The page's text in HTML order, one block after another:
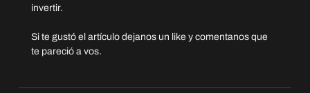
invertir.
Si te gustó el artículo dejanos un like y comentanos que
te pareció a vos.